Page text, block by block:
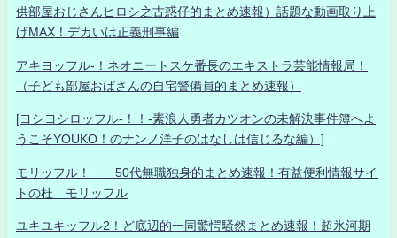
供部屋おじさんヒロシ之古惑仔的まとめ速報）話題な動画取り上
げMAX！デカいは正義刑事編
アキヨッフル-！ネオニートスケ番長のエキストラ芸能情報局！
（子ども部屋おばさんの自宅警備員的まとめ速報）
[ヨシヨシロッフル-！！-素浪人勇者カツオンの未解決事件簿へよ
うこそYOUKO！のナンノ洋子のはなしは信じるな編）]
モリッフル！ 50代無職独身的まとめ速報！有益便利情報サイ
トの杜 モリッフル
ユキユキッフル2！ど底辺的一同驚愕騒然まとめ速報！超氷河期